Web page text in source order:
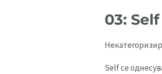
Python
03:
Self се